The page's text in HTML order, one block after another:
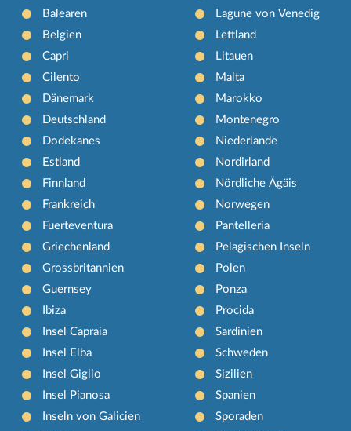
Balearen
Belgien
Capri
Cilento
Dänemark
Deutschland
Dodekanes
Estland
Finnland
Frankreich
Fuerteventura
Griechenland
Grossbritannien
Guernsey
Ibiza
Insel Capraia
Insel Elba
Insel Giglio
Insel Pianosa
Inseln von Galicien
Lagune von Venedig
Lettland
Litauen
Malta
Marokko
Montenegro
Niederlande
Nordirland
Nördliche Ägäis
Norwegen
Pantelleria
Pelagischen Inseln
Polen
Ponza
Procida
Sardinien
Schweden
Sizilien
Spanien
Sporaden